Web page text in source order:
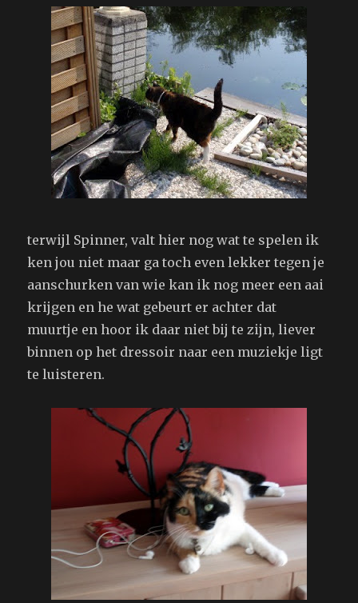
terwijl Spinner, valt hier nog wat te spelen ik
ken jou niet maar ga toch even lekker tegen je
aanschurken van wie kan ik nog meer een aai
krijgen en he wat gebeurt er achter dat
muurtje en hoor ik daar niet bij te zijn, liever
binnen op het dressoir naar een muziekje ligt
te luisteren.